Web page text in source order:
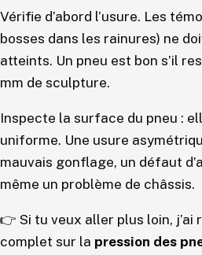
Vérifie d’abord l’usure. Les
bosses dans les rainures) ne
atteints. Un pneu est bon s’il
mm de sculpture.
Inspecte la surface du pneu :
uniforme. Une usure
mauvais gonflage, un défaut
même un problème de châssis.
👉 Si tu veux aller plus loin, j’ai
complet sur la pression des